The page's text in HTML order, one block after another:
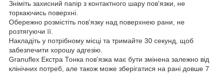
Зніміть захисний папір з контактного шару пов'язки, не
торкаючись поверхні.
Обережно розмістіть пов'язку над поверхнею рани, не
розтягуючи її.
Накладіть у потрібному місці та тримайте 30 секунд, щоб
забезпечити хорошу адгезію.
Granuflex Екстра Тонка пов'язка має бути змінена залежно від
клінічних потреб, але також може зберігатися на рані довше 7